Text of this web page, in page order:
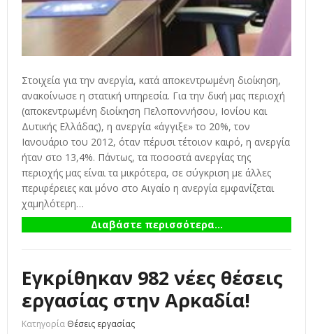
Στοιχεία για την ανεργία, κατά αποκεντρωμένη διοίκηση,
ανακοίνωσε η στατική υπηρεσία. Για την δική μας περιοχή
(αποκεντρωμένη διοίκηση Πελοποννήσου, Ιονίου και
Δυτικής Ελλάδας), η ανεργία «άγγιξε» το 20%, τον
Ιανουάριο του 2012, όταν πέρυσι τέτοιον καιρό, η ανεργία
ήταν στο 13,4%. Πάντως, τα ποσοστά ανεργίας της
περιοχής μας είναι τα μικρότερα, σε σύγκριση με άλλες
περιφέρειες και μόνο στο Αιγαίο η ανεργία εμφανίζεται
χαμηλότερη…
Διαβάστε περισσότερα...
Εγκρίθηκαν 982 νέες θέσεις
εργασίας στην Αρκαδία!
Κατηγορία Θέσεις εργασίας